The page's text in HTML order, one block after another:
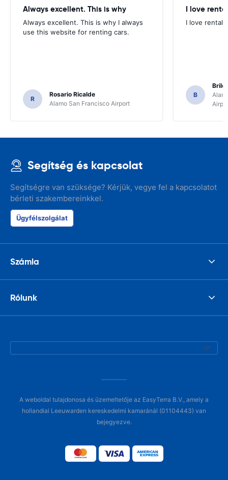
Always excellent. This is why
Always excellent. This is why I always
use this website for renting cars.
R
Rosario Ricalde
Alamo San Francisco Airport
I love
I love rental
B
Segítség és kapcsolat
Segítségre van szüksége? Kérjük, vegye fel a kapcsolatot
bérleti szakembereinkkel.
Ügyfélszolgálat
Számla
Rólunk
A weboldal tulajdonosa és üzemeltetője az EasyTerra B.V., amely a
hollandiai Leeuwarden kereskedelmi kamaránál (01104443) van
bejegyezve.